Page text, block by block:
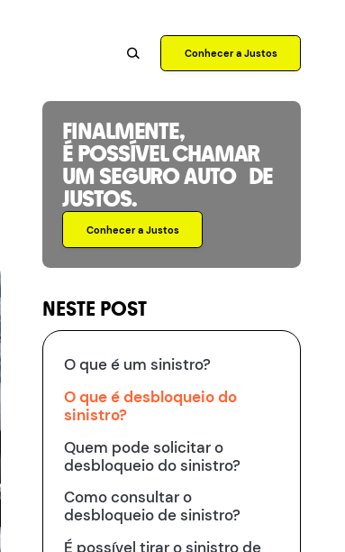
Conhecer a Justos
FINALMENTE,
É POSSÍVEL CHAMAR
UM SEGURO AUTO DE
JUSTOS.
Conhecer a Justos
NESTE POST
O que é um sinistro?
O que é desbloqueio do
sinistro?
Quem pode solicitar o
desbloqueio do sinistro?
Como consultar o
desbloqueio de sinistro?
É possível tirar o sinistro de